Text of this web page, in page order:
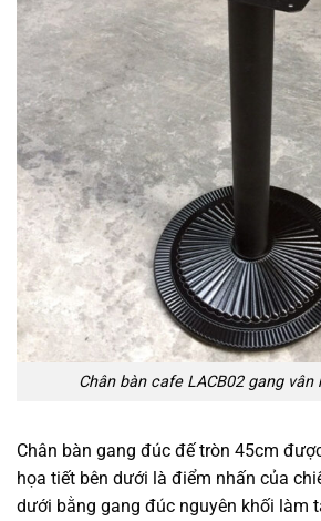
Chân bàn cafe LACB02 gang vân
Chân bàn gang đúc đế tròn 45cm
họa tiết bên dưới là điểm nhấn của
dưới bằng gang đúc nguyên khối làm